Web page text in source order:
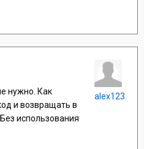
нужно. Как
и возвращать в
использования
alex123